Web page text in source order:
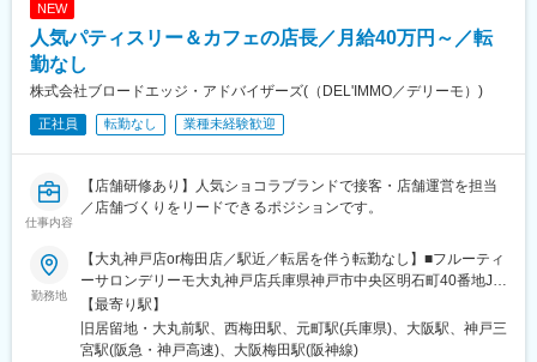
可能～
◆老舗ブランド×ホテル・百貨店立地／信頼と出会い：創業190年
以上の「なだ万」を冠し、都内主要店舗で政財界や海外VIPなど高
付加価値な顧客対応を経験できます。
◆実践で磨くキャリア／副支配人→支配人へ：OJTを中心とした
実務研修で接客・語学・マネジメント力を着実に習得、明確な昇
進ルートで早期に幹部を目指せます。
◆安定待遇×両立しやすさ／安心の働き方：月給24万～、各種手
変更の範囲：無
■キャリアアップ：
料理レストランの運営全般のサポートを担当していただきます。
～「老舗はいつも新しい」を提唱し常に新しい日本食文化の発展
に貢献中～
店舗は都内を中心に全国的に展開しており、日本食ブームを追い
風に、
NEW
人気パティスリー＆カフェの店長／月給40万円～／転
勤なし
株式会社ブロードエッジ・アドバイザーズ(（DEL'IMMO／デリーモ）)
正社員 転勤なし 業種未経験歓迎
仕事内容
【店舗研修あり】人気ショコラブランドで接客・店舗運営を担当
／店舗づくりをリードできるポジションです。
勤務地
【大丸神戸店or梅田店／駅近／転居を伴う転勤なし】■フルーティ
ーサロンデリーモ大丸神戸店兵庫県神戸市中央区明石町40番地JR
神戸線／阪神本線「元町駅」より徒歩3分■パティスリー＆カフェ
デリーモ梅田店大阪府大阪市北区梅田2－2－22ハービスプラザ
ENT B2阪神本線「大阪梅田駅」より徒歩1分大阪メトロ四つ橋線
【最寄り駅】
旧居留地・大丸前駅、西梅田駅、元町駅(兵庫県)、大阪駅、神戸三
宮駅(阪急・神戸高速)、大阪梅田駅(阪神線)